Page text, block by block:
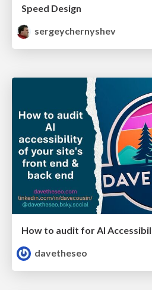
Speed Design
sergeychernyshev
davetheseo